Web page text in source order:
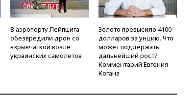
В аэропорту Лейпцига
обезвредили дрон со
взрывчаткой возле
украинских самолетов
Золото превысило 4100
долларов за унцию. Что
может поддержать
дальнейший рост?
Комментарий Евгения
Когана